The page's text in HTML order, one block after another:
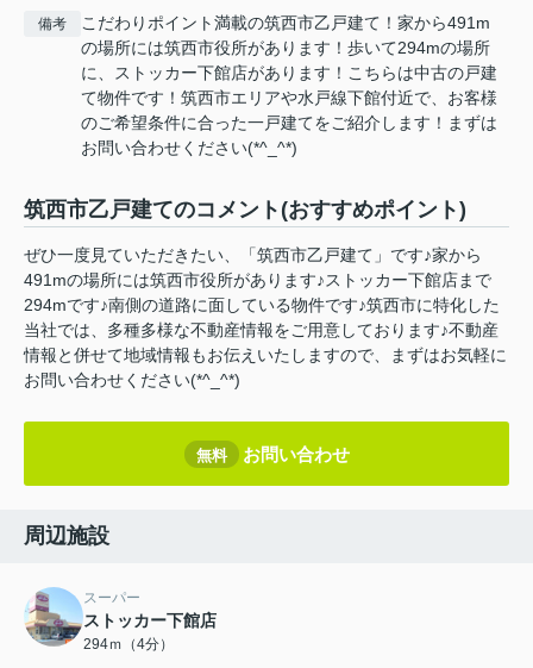
備考
こだわりポイント満載の筑西市乙戸建て！家から491m
の場所には筑西市役所があります！歩いて294mの場所
に、ストッカー下館店があります！こちらは中古の戸建
て物件です！筑西市エリアや水戸線下館付近で、お客様
のご希望条件に合った一戸建てをご紹介します！まずは
お問い合わせください(*^_^*)
筑西市乙戸建てのコメント(おすすめポイント)
ぜひ一度見ていただきたい、「筑西市乙戸建て」です♪家から
491mの場所には筑西市役所があります♪ストッカー下館店まで
294mです♪南側の道路に面している物件です♪筑西市に特化した
当社では、多種多様な不動産情報をご用意しております♪不動産
情報と併せて地域情報もお伝えいたしますので、まずはお気軽に
お問い合わせください(*^_^*)
無料 お問い合わせ
周辺施設
スーパー
ストッカー下館店
294ｍ（4分）